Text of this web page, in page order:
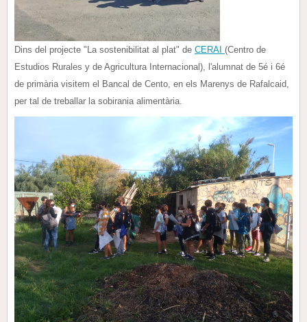
Dins del projecte "La sostenibilitat al plat" de CERAI (Centro de
Estudios Rurales y de Agricultura Internacional), l'alumnat de 5é i 6é
de primària visitem el Bancal de Cento, en els Marenys de Rafalcaid,
per tal de treballar la sobirania alimentària.